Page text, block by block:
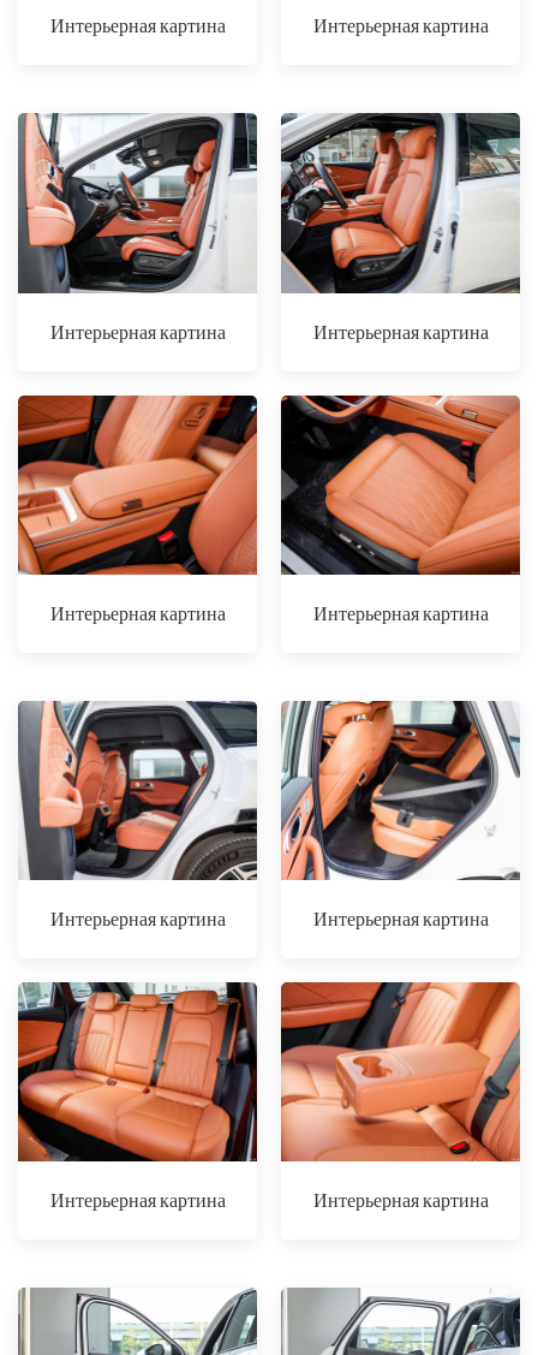
Интерьерная картина Интерьерная картина
Интерьерная картина Интерьерная картина
Интерьерная картина Интерьерная картина
Интерьерная картина Интерьерная картина
Интерьерная картина Интерьерная картина